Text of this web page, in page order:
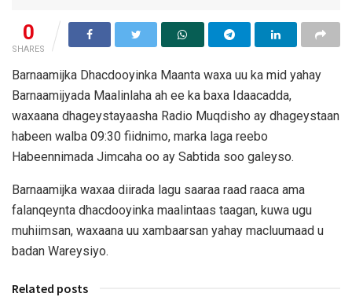
0
SHARES
Barnaamijka Dhacdooyinka Maanta waxa uu ka mid yahay
Barnaamijyada Maalinlaha ah ee ka baxa Idaacadda,
waxaana dhageystayaasha Radio Muqdisho ay dhageystaan
habeen walba 09:30 fiidnimo, marka laga reebo
Habeennimada Jimcaha oo ay Sabtida soo galeyso.
Barnaamijka waxaa diirada lagu saaraa raad raaca ama
falanqeynta dhacdooyinka maalintaas taagan, kuwa ugu
muhiimsan, waxaana uu xambaarsan yahay macluumaad u
badan Wareysiyo.
Related posts